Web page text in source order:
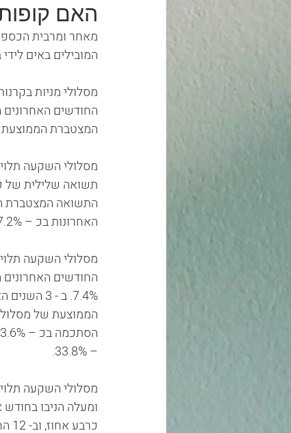
האם
מאחר ומרבית
המובילים באים
המצטברת הממוצעת של מסלולי
האחרונות בכ – 37.2%.
מסלולי השקעה תלויי גיל, בקרנות פנסיה,
החודשים
7.4%. ב -
– 33.8%.
ומעלה הניבו